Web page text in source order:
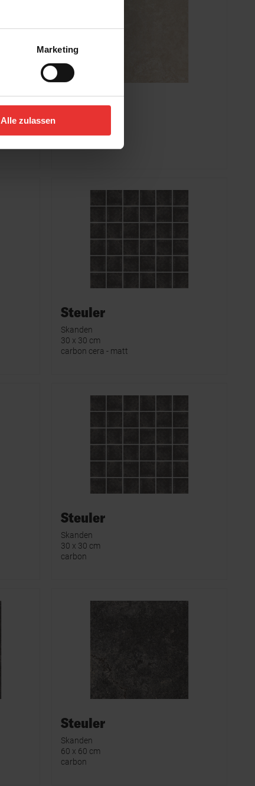
Marketing
Alle zulassen
Steuler
120 x 120 cm
Steuler
Skanden
30 x 30 cm
carbon cera - matt
Steuler
Skanden
30 x 30 cm
carbon
Steuler
Skanden
60 x 60 cm
carbon